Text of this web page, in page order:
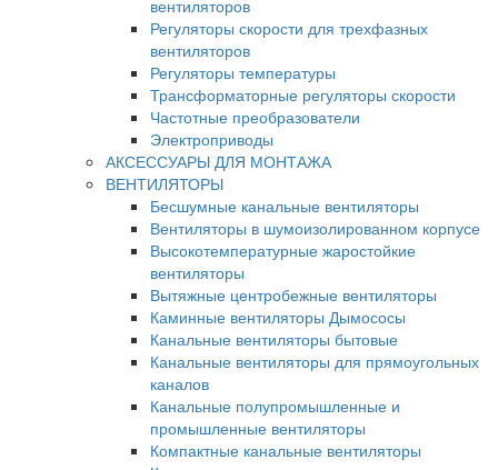
вентиляторов
Регуляторы скорости для трехфазных
вентиляторов
Регуляторы температуры
Трансформаторные регуляторы скорости
Частотные преобразователи
Электроприводы
АКСЕССУАРЫ ДЛЯ МОНТАЖА
ВЕНТИЛЯТОРЫ
Бесшумные канальные вентиляторы
Вентиляторы в шумоизолированном корпусе
Высокотемпературные жаростойкие
вентиляторы
Вытяжные центробежные вентиляторы
Каминные вентиляторы Дымососы
Канальные вентиляторы бытовые
Канальные вентиляторы для прямоугольных
каналов
Канальные полупромышленные и
промышленные вентиляторы
Компактные канальные вентиляторы